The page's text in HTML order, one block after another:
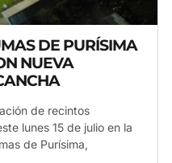
DE PURÍSIMA
NUEVA
de recintos
lunes 15 de julio en la
de Purísima,